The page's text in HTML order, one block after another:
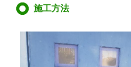
施工方法